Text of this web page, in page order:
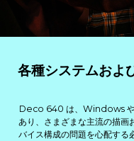
各種システムおよ
Deco 640 は、Windows や
あり、さまざまな主流の描画
バイス構成の問題を心配する